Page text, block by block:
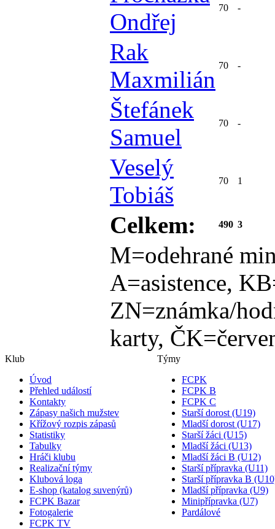
Ondřej
70 -
Rak
Maxmilián
70 -
Štefánek
Samuel
70 -
Veselý
Tobiáš
70 1
Celkem: 490 3
M=odehrané
A=asistence,
ZN=známka/
karty,
Klub
Úvod
Přehled událostí
Kontakty
Zápasy našich mužstev
Křížový rozpis zápasů
Statistiky
Tabulky
Hráči klubu
Realizační týmy
Klubová loga
E-shop (katalog suvenýrů)
FCPK Bazar
Fotogalerie
FCPK TV
Týmy
FCPK
FCPK B
FCPK C
Starší dorost (U19)
Mladší dorost (U17)
Starší žáci (U15)
Mladší žáci (U13)
Mladší žáci B (U12)
Starší přípravka (U11)
Starší přípravka B
Mladší přípravka (U9)
Minipřípravka (U7)
Pardálové